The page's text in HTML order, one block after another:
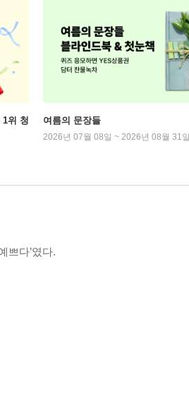
1위 청
여름의 문장들
2026년 07월 08일 ~ 2026년 08월 31일
쁘다’였다.